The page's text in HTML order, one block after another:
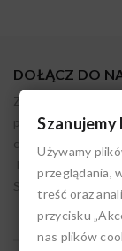
DOŁĄCZ DO
Zapisując się
podanych danych
czasie wycofać tę
Twoich danych do
Szczegóły w
Używamy
przeglądania,
treść oraz
przycisku
nas plików